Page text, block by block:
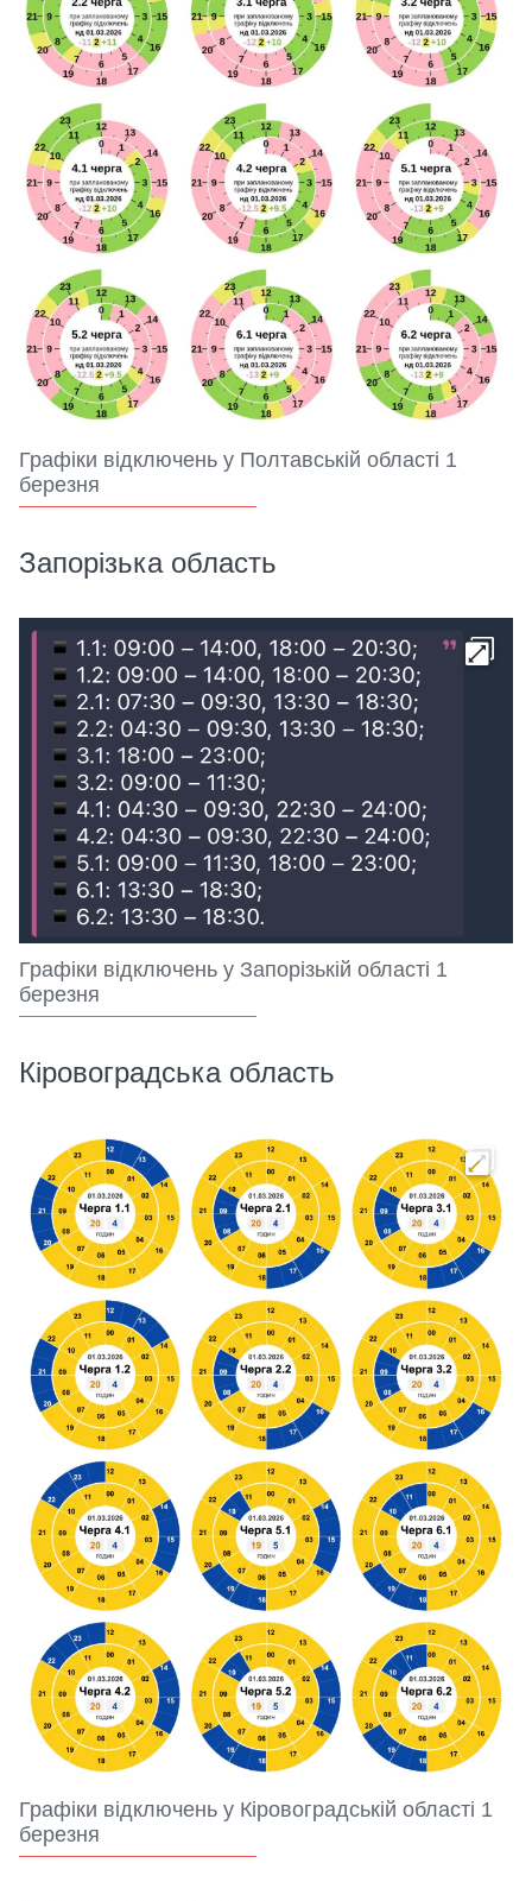
Графіки відключень у Полтавській області 1
березня
Запорізька область
Графіки відключень у Запорізькій області 1
березня
Кіровоградська область
Графіки відключень у Кіровоградській області 1
березня